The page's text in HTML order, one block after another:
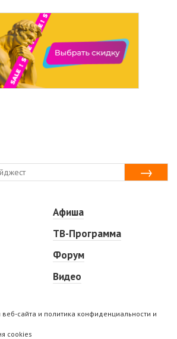
Афиша
ТВ-Программа
Форум
Видео
сайта и политика конфиденциальности и
cookies